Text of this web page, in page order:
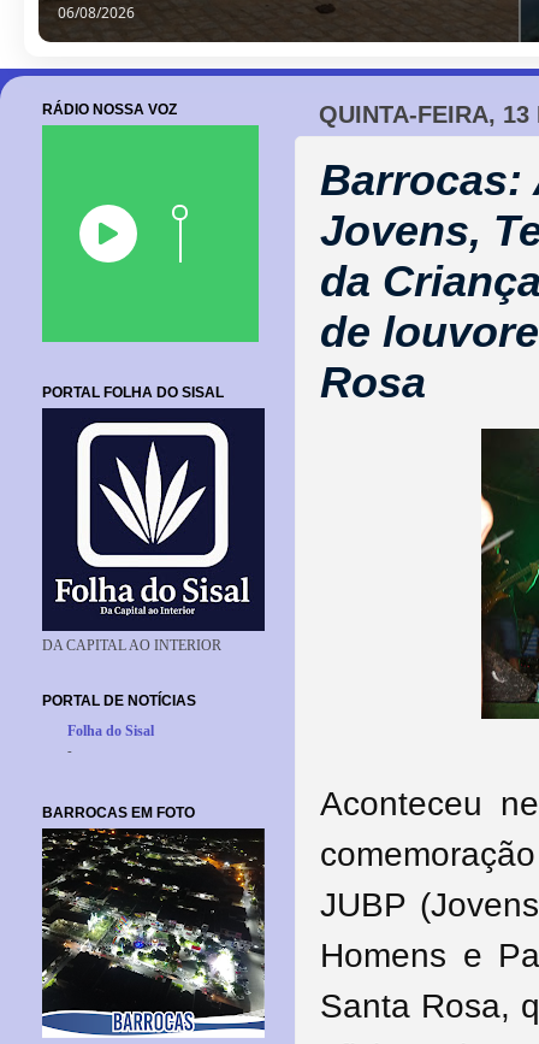
06/08/2026
QUINTA-FEIRA, 13
Barrocas:
Jovens,
da
de
Rosa
Aconteceu
JUBP
Homens e
Santa Rosa,
RÁDIO NOSSA VOZ
PORTAL FOLHA DO SISAL
DA CAPITAL AO INTERIOR
PORTAL DE NOTÍCIAS
Folha do Sisal
-
BARROCAS EM FOTO